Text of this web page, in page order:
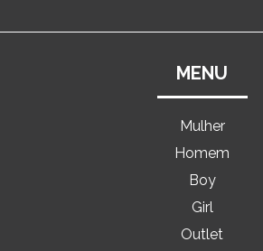
MENU
Mulher
Homem
Boy
Girl
Outlet